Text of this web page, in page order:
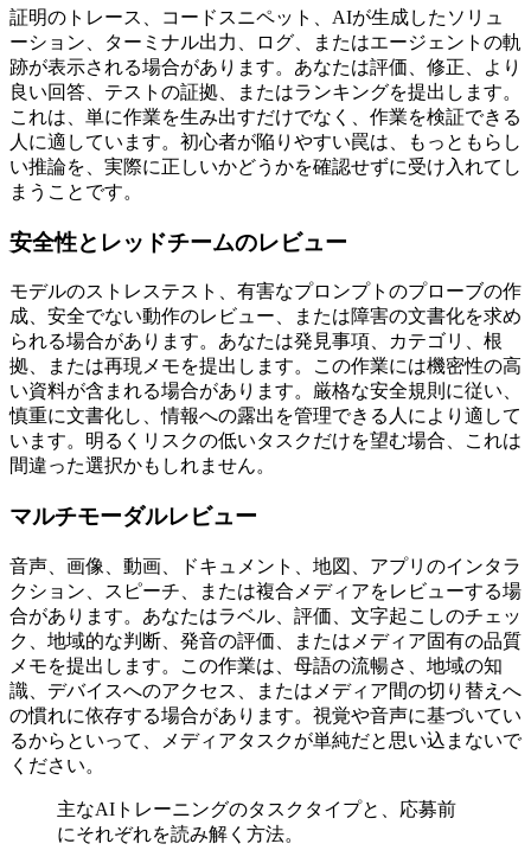
証明のトレース、コードスニペット、AIが生成したソリュ
ーション、ターミナル出力、ログ、またはエージェントの軌
跡が表示される場合があります。あなたは評価、修正、より
良い回答、テストの証拠、またはランキングを提出します。
これは、単に作業を生み出すだけでなく、作業を検証できる
人に適しています。初心者が陥りやすい罠は、もっともらし
い推論を、実際に正しいかどうかを確認せずに受け入れてし
まうことです。
安全性とレッドチームのレビュー
モデルのストレステスト、有害なプロンプトのプローブの作
成、安全でない動作のレビュー、または障害の文書化を求め
られる場合があります。あなたは発見事項、カテゴリ、根
拠、または再現メモを提出します。この作業には機密性の高
い資料が含まれる場合があります。厳格な安全規則に従い、
慎重に文書化し、情報への露出を管理できる人により適して
います。明るくリスクの低いタスクだけを望む場合、これは
間違った選択かもしれません。
マルチモーダルレビュー
音声、画像、動画、ドキュメント、地図、アプリのインタラ
クション、スピーチ、または複合メディアをレビューする場
合があります。あなたはラベル、評価、文字起こしのチェッ
ク、地域的な判断、発音の評価、またはメディア固有の品質
メモを提出します。この作業は、母語の流暢さ、地域の知
識、デバイスへのアクセス、またはメディア間の切り替えへ
の慣れに依存する場合があります。視覚や音声に基づいてい
るからといって、メディアタスクが単純だと思い込まないで
ください。
主なAIトレーニングのタスクタイプと、応募前
にそれぞれを読み解く方法。